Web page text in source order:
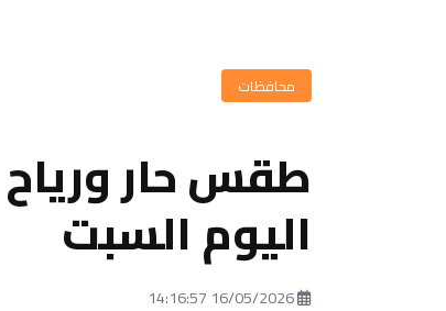
محافظات
طقس حار
اليوم السبت